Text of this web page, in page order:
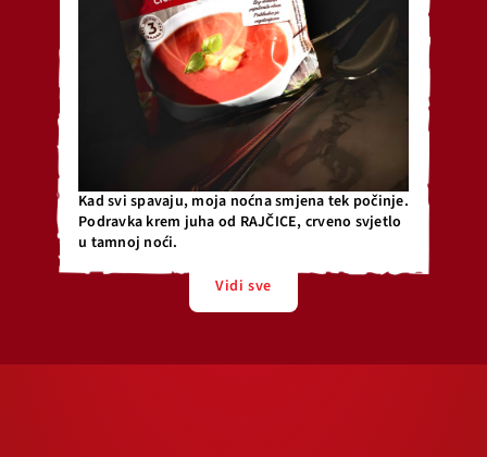
Kad svi spavaju, moja noćna smjena tek počinje.
Podravka krem juha od RAJČICE, crveno svjetlo
u tamnoj noći.
Vidi sve